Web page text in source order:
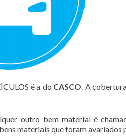
é a do CASCO . A
outro bem material é
materiais que foram avariados